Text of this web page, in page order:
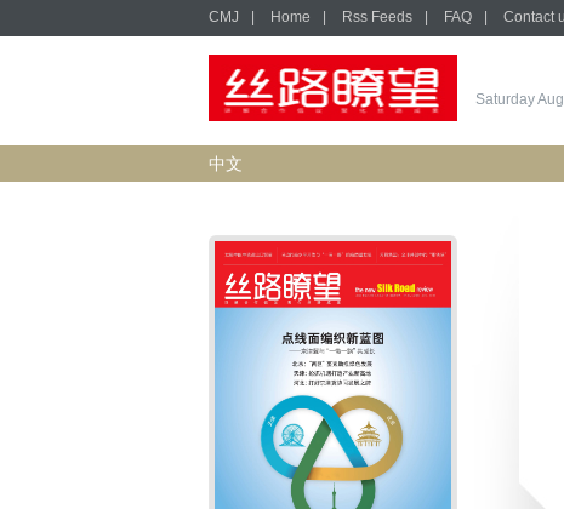
CMJ Home Rss Feeds FAQ Contact
Saturday
中文